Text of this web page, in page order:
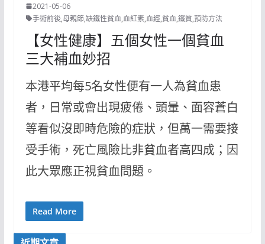
2021-05-06
手術前後,母親節,缺鐵性貧血,血紅素,血經,貧血,鐵質,預防方法
【女性健康】五個女性一個貧血
三大補血妙招
本港平均每5名女性便有一人為貧血患
者，日常或會出現疲倦、頭暈、面容蒼白
等看似沒即時危險的症狀，但萬一需要接
受手術，死亡風險比非貧血者高四成；因
此大眾應正視貧血問題。
Read More